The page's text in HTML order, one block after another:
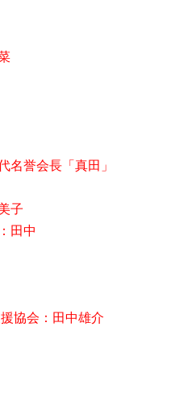
名誉会長「真田」
子
田中
協会：田中雄介